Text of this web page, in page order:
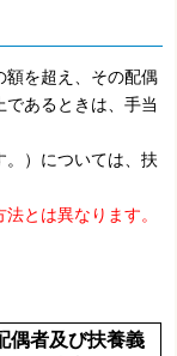
額を超え、その配偶
あるときは、手当
。）については、扶
とは異なります。
偶者及び扶養義